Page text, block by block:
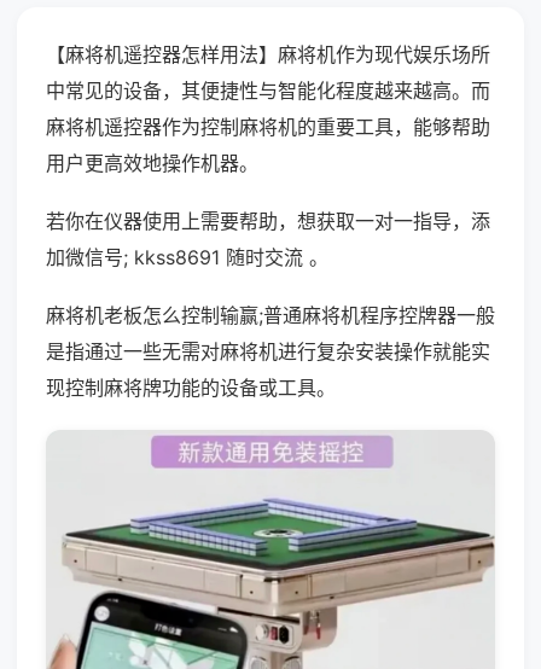
【麻将机遥控器怎样用法】麻将机作为现代娱乐场所
中常见的设备，其便捷性与智能化程度越来越高。而
麻将机遥控器作为控制麻将机的重要工具，能够帮助
用户更高效地操作机器。
若你在仪器使用上需要帮助，想获取一对一指导，添
加微信号; kkss8691 随时交流 。
麻将机老板怎么控制输赢;普通麻将机程序控牌器一般
是指通过一些无需对麻将机进行复杂安装操作就能实
现控制麻将牌功能的设备或工具。